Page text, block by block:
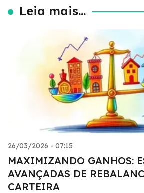
Leia mais...
26/03/2026 - 07:15
MAXIMIZANDO GANHOS:
AVANÇADAS DE
CARTEIRA